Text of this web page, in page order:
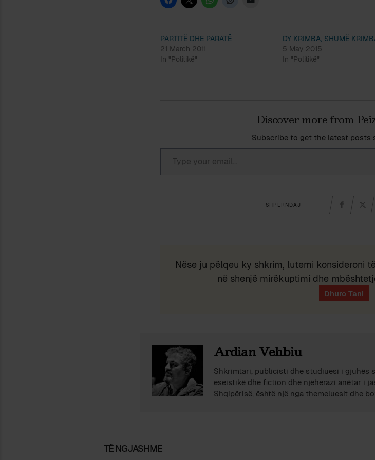
PARTITË DHE PARATË
21 March 2011
In "Politikë"
DY KRIMBA, SHUMË
5 May 2015
In "Politikë"
Discover more from
Subscribe to get the latest posts
Type your email…
SHPËRNDAJ
Nëse ju pëlqeu ky shkrim, lutemi konsideroni
në shenjë mirëkuptimi dhe
Ardian Vehbiu
Shkrimtari, publicisti dhe studiuesi i gjuhës
eseistikë dhe fiction dhe njëherazi anëtar i
Shqipërisë, është një nga themeluesit dhe
TË NGJASHME